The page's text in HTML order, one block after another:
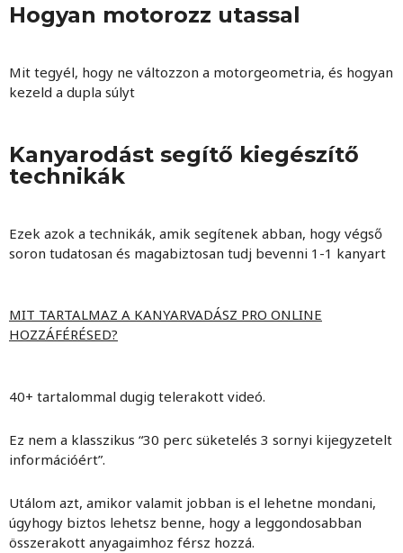
Hogyan motorozz utassal
Mit tegyél, hogy ne változzon a motorgeometria, és hogyan
kezeld a dupla súlyt
Kanyarodást segítő kiegészítő
technikák
Ezek azok a technikák, amik segítenek abban, hogy végső
soron tudatosan és magabiztosan tudj bevenni 1-1 kanyart
MIT TARTALMAZ A KANYARVADÁSZ PRO ONLINE
HOZZÁFÉRÉSED?
40+ tartalommal dugig telerakott videó.
Ez nem a klasszikus “30 perc süketelés 3 sornyi kijegyzetelt
információért”.
Utálom azt, amikor valamit jobban is el lehetne mondani,
úgyhogy biztos lehetsz benne, hogy a leggondosabban
összerakott anyagaimhoz férsz hozzá.